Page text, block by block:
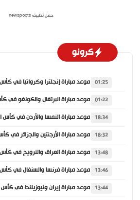
حمل تطبيق newspoots
كرونو
01:25
01:22
18:34
18:32
13:48
13:46
13:44